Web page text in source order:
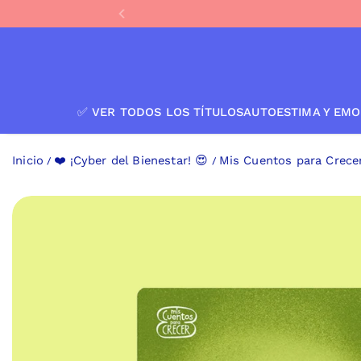
IR AL CONTENIDO
✅ VER TODOS LOS TÍTULOSAUTOESTIMA Y
Inicio ❤️ ¡Cyber del Bienestar! 😍 Mis Cuentos para